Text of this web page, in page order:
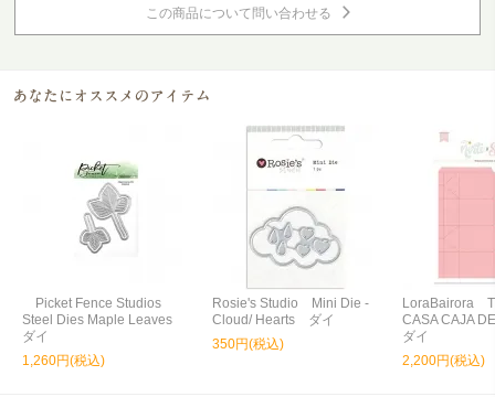
この商品について問い合わせる
Picket Fence Studios
Steel Dies Maple Leaves
ダイ
1,260円(税込)
Rosie's Studio Mini Die -
Cloud/ Hearts ダイ
350円(税込)
LoraBairora
CASA CAJA
ダイ
2,200円(税込)